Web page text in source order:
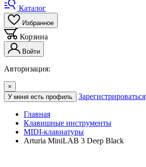
Каталог
Избранное
Корзина
Войти
Авторизация:
×
У меня есть профиль
Зарегистрироваться
Главная
Клавишные инструменты
MIDI-клавиатуры
Arturia MiniLAB 3 Deep Black